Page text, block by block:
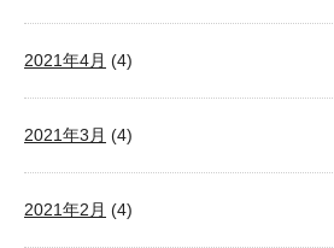
2021年4月 (4)
2021年3月 (4)
2021年2月 (4)